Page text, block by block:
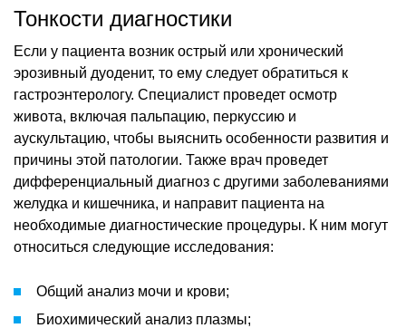
Тонкости диагностики
Если у пациента возник острый или хронический
эрозивный дуоденит, то ему следует обратиться к
гастроэнтерологу. Специалист проведет осмотр
живота, включая пальпацию, перкуссию и
аускультацию, чтобы выяснить особенности развития и
причины этой патологии. Также врач проведет
дифференциальный диагноз с другими заболеваниями
желудка и кишечника, и направит пациента на
необходимые диагностические процедуры. К ним могут
относиться следующие исследования:
Общий анализ мочи и крови;
Биохимический анализ плазмы;